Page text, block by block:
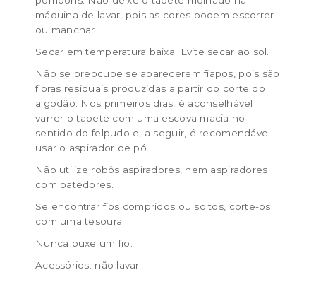
máquina de lavar, pois as cores podem escorrer
ou manchar.
Secar em temperatura baixa. Evite secar ao sol.
Não se preocupe se aparecerem fiapos, pois são
fibras residuais produzidas a partir do corte do
algodão. Nos primeiros dias, é aconselhável
varrer o tapete com uma escova macia no
sentido do felpudo e, a seguir, é recomendável
usar o aspirador de pó.
Não utilize robôs aspiradores, nem aspiradores
com batedores.
Se encontrar fios compridos ou soltos, corte-os
com uma tesoura.
Nunca puxe um fio.
Acessórios: não lavar